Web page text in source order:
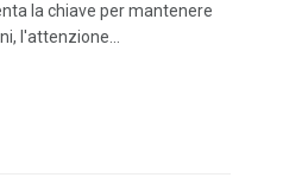
la chiave per mantenere
l'attenzione...